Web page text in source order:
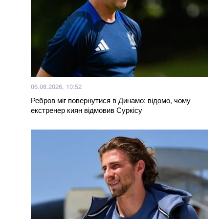
На Дунаї в Сербії через посуху з-під води виринули
кораблі часів Другої світової війни
З 28 ракет – жодної збитої: Повітряні сили ЗСУ
озвучили деталі нічного обстрілу
Не лишилось ні стін, ні одягу: балістика РФ знищила
Понад 20 років шукав і повертав тіла полеглих
воїнів. Загинув Олексій Юков – керівник пошукового
Залучили авіацію та пожежників із сусідніх регіонів:
на Київщині локалізували всі пожежі після удару рф
Доручила подрузі купити квартири і приховала
"Мерседес": у чому підозрюють Стефанішину
06.08.2026, 10:52
Ребров міг повернутися в Динамо: відомо, чому
екстренер киян відмовив Суркісу